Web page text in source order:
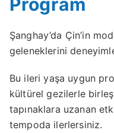
Şanghay’da Çin’in
geleneklerini
Bu ileri yaşa uygun
kültürel gezilerle
tapınaklara uzanan
tempoda ilerlersiniz.